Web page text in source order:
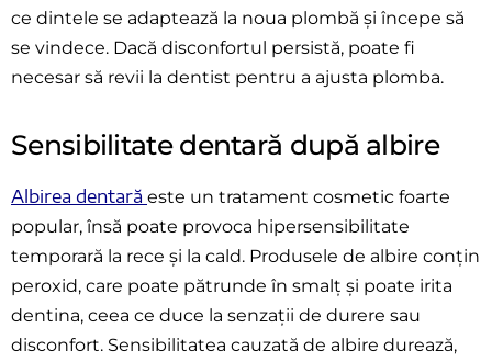
ce dintele se adaptează la noua plombă și începe să
se vindece. Dacă disconfortul persistă, poate fi
necesar să revii la dentist pentru a ajusta plomba.
Sensibilitate dentară după albire
Albirea dentară este un tratament cosmetic foarte
popular, însă poate provoca hipersensibilitate
temporară la rece și la cald. Produsele de albire conțin
peroxid, care poate pătrunde în smalț și poate irita
dentina, ceea ce duce la senzații de durere sau
disconfort. Sensibilitatea cauzată de albire durează,